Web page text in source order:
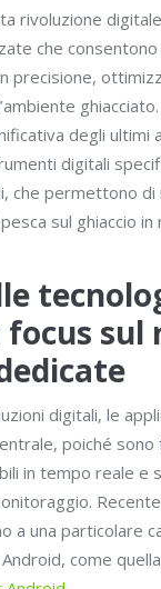
rivoluzione
che
precisione,
degli ultimi
digitali
che permettono
sul ghiaccio in
sul
digitali, le
poiché sono
in tempo reale e
a una particolare
come